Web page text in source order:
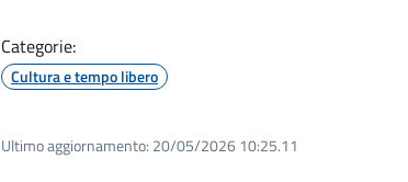
Categorie:
Cultura e tempo libero
Ultimo aggiornamento: 20/05/2026 10:25.11